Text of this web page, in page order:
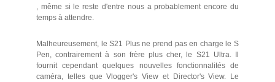
, même si le reste d'entre nous a probablement encore du
temps à attendre.
Malheureusement, le S21 Plus ne prend pas en charge le S
Pen, contrairement à son frère plus cher, le S21 Ultra. Il
fournit cependant quelques nouvelles fonctionnalités de
caméra, telles que Vlogger's View et Director's View. Le